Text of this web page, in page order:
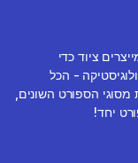
ציוד כדי
- הכל
הספורט השונים,